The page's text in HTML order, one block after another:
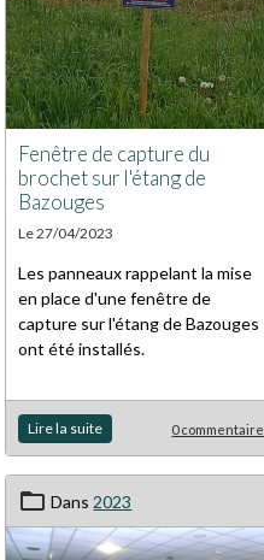
Fenêtre de capture du
brochet sur l'étang de
Bazouges
Le 27/04/2023
Les panneaux rappelant la mise
en place d'une fenêtre de
capture sur l'étang de Bazouges
ont été installés.
Lire la suite 0 commentaire
Dans 2023